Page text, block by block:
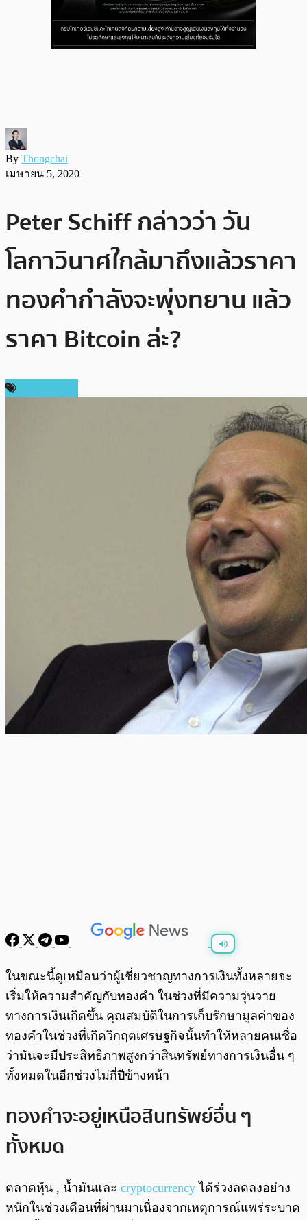
By Thongchai
เมษายน 5, 2020
Peter Schiff กล่าวว่า วัน
โลกาวินาศใกล้มาถึงแล้วราคา
ทองคำกำลังจะพุ่งทยาน แล้ว
ราคา Bitcoin ล่ะ?
พร้อมเล่น 0:00
ในขณะนี้ดูเหมือนว่าผู้เชี่ยวชาญทางการเงินทั้งหลายจะ
เริ่มให้ความสำคัญกับทองคำ ในช่วงที่มีความวุ่นวาย
ทางการเงินเกิดขึ้น คุณสมบัติในการเก็บรักษามูลค่าของ
ทองคำในช่วงที่เกิดวิกฤตเศรษฐกิจนั้นทำให้หลายคนเชื่อ
ว่ามันจะมีประสิทธิภาพสูงกว่าสินทรัพย์ทางการเงินอื่น ๆ
ทั้งหมดในอีกช่วงไม่กี่ปีข้างหน้า
ทองคำจะอยู่เหนือสินทรัพย์อื่น ๆ
ทั้งหมด
ตลาดหุ้น , น้ำมันและ cryptocurrency ได้ร่วงลดลงอย่าง
หนักในช่วงเดือนที่ผ่านมาเนื่องจากเหตุการณ์แพร่ระบาด